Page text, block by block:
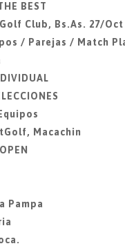
BEST
Club, Bs.As. 27/
/ Parejas / Match
Macachin
Pampa